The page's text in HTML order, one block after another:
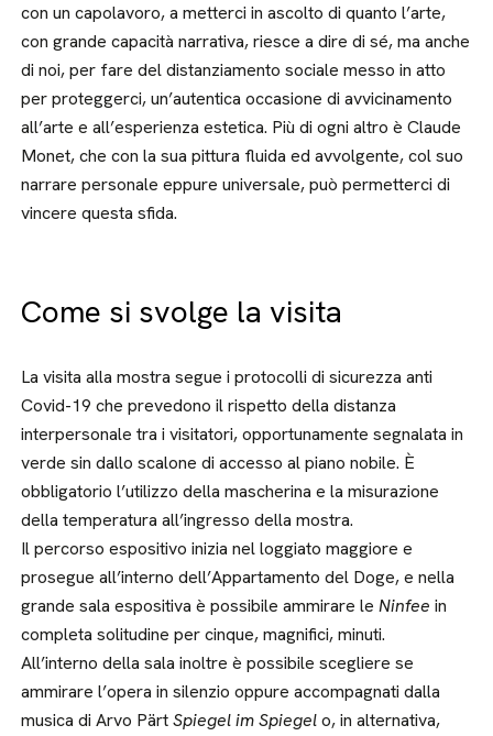
con un capolavoro, a metterci in ascolto di quanto l’arte,
con grande capacità narrativa, riesce a dire di sé, ma anche
di noi, per fare del distanziamento sociale messo in atto
per proteggerci, un’autentica occasione di avvicinamento
all’arte e all’esperienza estetica. Più di ogni altro è Claude
Monet, che con la sua pittura fluida ed avvolgente, col suo
narrare personale eppure universale, può permetterci di
vincere questa sfida.
Come si svolge la visita
La visita alla mostra segue i protocolli di sicurezza anti
Covid-19 che prevedono il rispetto della distanza
interpersonale tra i visitatori, opportunamente segnalata in
verde sin dallo scalone di accesso al piano nobile. È
obbligatorio l’utilizzo della mascherina e la misurazione
della temperatura all’ingresso della mostra.
Il percorso espositivo inizia nel loggiato maggiore e
prosegue all’interno dell’Appartamento del Doge, e nella
grande sala espositiva è possibile ammirare leNinfee in
completa solitudine per cinque, magnifici, minuti.
All’interno della sala inoltre è possibile scegliere se
ammirare l’opera in silenzio oppure accompagnati dalla
musica di Arvo PärtSpiegel im Spiegelo, in alternativa,